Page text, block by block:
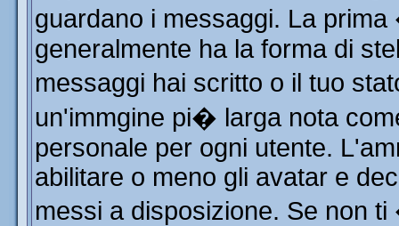
guardano i messaggi. La
generalmente ha la forma di
messaggi hai scritto o il tuo
un'immgine pi� larga nota
personale per ogni utente.
abilitare o meno gli avatar e
messi a disposizione. Se non